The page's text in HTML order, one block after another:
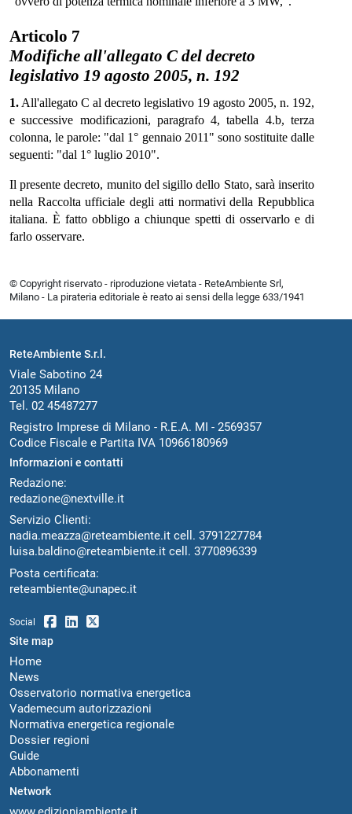
Articolo 7
Modifiche all'allegato C del decreto
legislativo 19 agosto 2005, n. 192
1. All'allegato C al decreto legislativo 19 agosto 2005, n. 192,
e successive modificazioni, paragrafo 4, tabella 4.b, terza
colonna, le parole: "dal 1° gennaio 2011" sono sostituite dalle
seguenti: "dal 1° luglio 2010".
Il presente decreto, munito del sigillo dello Stato, sarà inserito
nella Raccolta ufficiale degli atti normativi della Repubblica
italiana. È fatto obbligo a chiunque spetti di osservarlo e di
farlo osservare.
© Copyright riservato - riproduzione vietata - ReteAmbiente Srl,
Milano - La pirateria editoriale è reato ai sensi della legge 633/1941
ReteAmbiente S.r.l.
Viale Sabotino 24
20135 Milano
Tel. 02 45487277
Registro Imprese di Milano - R.E.A. MI - 2569357
Codice Fiscale e Partita IVA 10966180969
Informazioni e contatti
Redazione:
redazione@nextville.it
Servizio Clienti:
nadia.meazza@reteambiente.it cell. 3791227784
luisa.baldino@reteambiente.it cell. 3770896339
Posta certificata:
reteambiente@unapec.it
Social
Site map
Home
News
Osservatorio normativa energetica
Vademecum autorizzazioni
Normativa energetica regionale
Dossier regioni
Guide
Abbonamenti
Network